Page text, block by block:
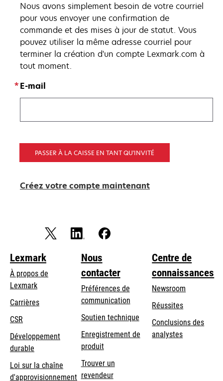
Nous avons simplement besoin de votre courriel
pour vous envoyer une confirmation de
commande et des mises à jour de statut. Vous
pouvez utiliser la même adresse courriel pour
terminer la création d'un compte Lexmark.com à
tout moment.
E-mail
PASSER À LA CAISSE EN TANT QU'INVITÉ
Créez votre compte maintenant
Lexmark
À propos de
Lexmark
Carrières
CSR
Développement
durable
Loi sur la chaîne
d'approvisionnement
Nous
contacter
Préférences de
communication
s’ouvre
dans
un
nouvel
onglet
Soutien techniques’ouvre
dans
un
Enregistrement de
produit
Trouver un
revendeur
Centre de
connaissances
Newsroom
Réussites
Conclusions des
analystes